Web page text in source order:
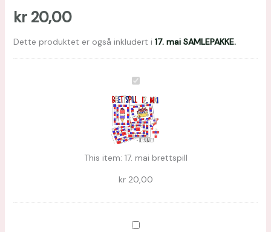
kr20,00
Dette produktet er også inkludert i 17. mai SAMLEPAKKE.
17.
mai
brettspill
This item: 17. mai brettspill
kr20,00
17.